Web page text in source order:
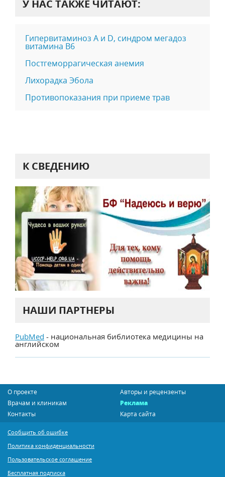
У НАС ТАКЖЕ ЧИТАЮТ:
Гипервитаминоз А и D, синдром мегадоз
витамина В6
Постгеморрагическая анемия
Лихорадка Эбола
Противопоказания при приеме трав
К СВЕДЕНИЮ
НАШИ ПАРТНЕРЫ
PubMed - национальная библиотека медицины на
английском
О проекте
Авторы и рецензенты
Врачам и клиникам
Реклама
Контакты
Карта сайта
Сообщить об ошибке
Политика конфиденциальности
Пользовательское соглашение
Бесплатная подписка